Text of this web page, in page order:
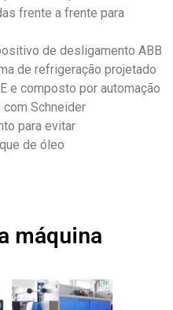
frente a frente para
de desligamento ABB
de refrigeração projetado
e composto por automação
Schneider
para evitar
de óleo
máquina